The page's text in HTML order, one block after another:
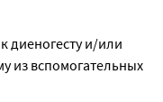
диеногесту и/или
из вспомогательных